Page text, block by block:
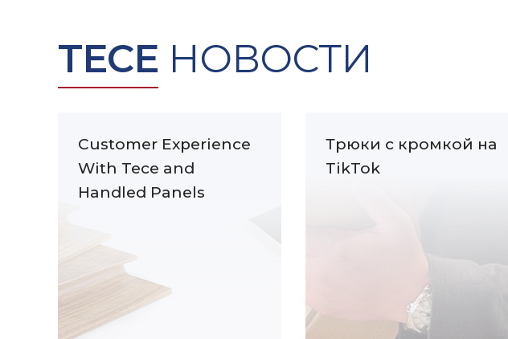
TECE НОВОСТИ
Customer Experience
With Tece and
Handled Panels
Трюки с кромкой на
TikTok